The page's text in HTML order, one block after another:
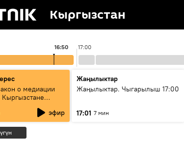
Кыргызстан
17:00
16:50
о медиации
Кыргызстане
эфир
Жаңылыктар
Жаңылыктар. Чыгарылыш 17:00
17:01 7 мин